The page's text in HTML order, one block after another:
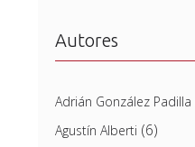
Autores
Adrián González Padilla
Agustín Alberti (6)